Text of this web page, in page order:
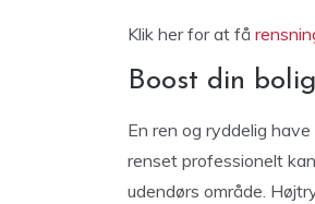
Klik her for at få
Boost din
En ren og ryddelig
renset professionelt
udendørs område.